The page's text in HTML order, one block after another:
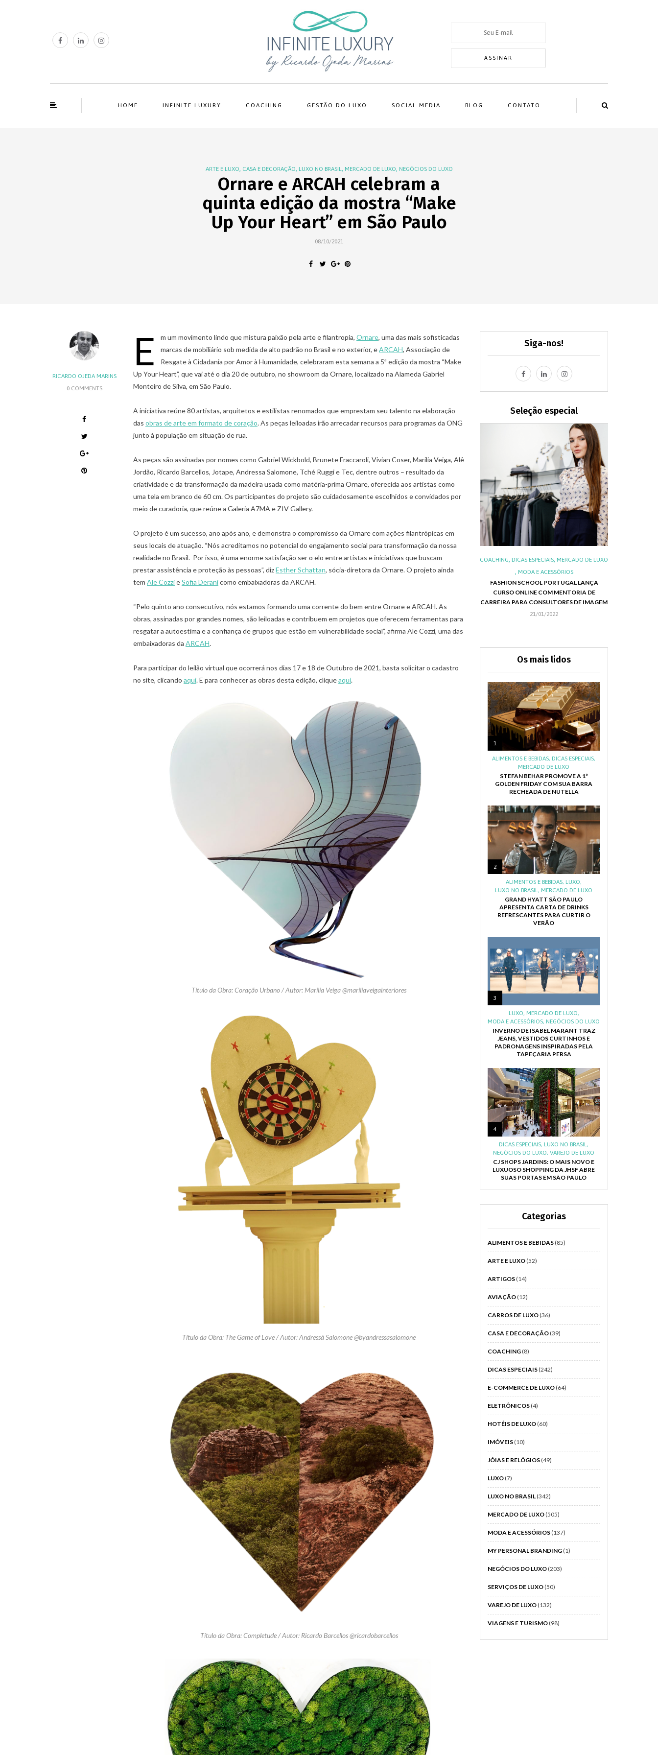
HOME INFINITE LUXURY COACHING GESTÃO DO LUXO SOCIAL MEDIA BLOG CONTATO
ARTE E LUXO, CASA E DECORAÇÃO, LUXO NO BRASIL, MERCADO DE LUXO, NEGÓCIOS DO LUXO
Ornare e ARCAH celebram a
quinta edição da mostra “Make
Up Your Heart” em São Paulo
08/10/2021
RICARDO OJEDA MARINS
0 COMMENTS
E m um movimento lindo que mistura paixão pela arte e filantropia, Ornare, uma das mais sofisticadas
marcas de mobiliário sob medida de alto padrão no Brasil e no exterior, eARCAH, Associação de
Resgate à Cidadania por Amor à Humanidade, celebraram esta semana a 5ª edição da mostra “Make
Up Your Heart”, que vai até o dia 20 de outubro, no showroom da Ornare, localizado na Alameda Gabriel
Monteiro de Silva, em São Paulo.
A iniciativa reúne 80 artistas, arquitetos e estilistas renomados que emprestam seu talento na elaboração
das obras de arte em formato de coração. As peças leiloadas irão arrecadar recursos para programas da ONG
junto à população em situação de rua.
As peças são assinadas por nomes como Gabriel Wickbold, Brunete Fraccaroli, Vivian Coser, Marilia Veiga, Alê
Jordão, Ricardo Barcellos, Jotape, Andressa Salomone, Tché Ruggi e Tec, dentre outros – resultado da
criatividade e da transformação da madeira usada como matéria-prima Ornare, oferecida aos artistas como
uma tela em branco de 60 cm. Os participantes do projeto são cuidadosamente escolhidos e convidados por
meio de curadoria, que reúne a Galeria A7MA e ZIV Gallery.
O projeto é um sucesso, ano após ano, e demonstra o compromisso da Ornare com ações filantrópicas em
seus locais de atuação. “Nós acreditamos no potencial do engajamento social para transformação da nossa
realidade no Brasil. Por isso, é uma enorme satisfação ser o elo entre artistas e iniciativas que buscam
prestar assistência e proteção às pessoas”, dizEsther Schattan, sócia-diretora da Ornare. O projeto ainda
tem Ale CozzieSofia Deranicomo embaixadoras da ARCAH.
“Pelo quinto ano consecutivo, nós estamos formando uma corrente do bem entre Ornare e ARCAH. As
obras, assinadas por grandes nomes, são leiloadas e contribuem em projetos que oferecem ferramentas para
resgatar a autoestima e a confiança de grupos que estão em vulnerabilidade social”, afirma Ale Cozzi, uma das
embaixadoras da ARCAH.
Para participar do leilão virtual que ocorrerá nos dias 17 e 18 de Outubro de 2021, basta solicitar o cadastro
no site, clicando aqui. E para conhecer as obras desta edição, cliqueaqui.
Título da Obra: Coração Urbano / Autor: Marilia Veiga @mariliaveigainteriores
Título da Obra: The Game of Love / Autor: Andressà Salomone @byandressasalomone
Título da Obra: Completude / Autor: Ricardo Barcellos @ricardobarcellos
Siga-nos!
Seleção especial
LUXO NO BRASIL,MERCADO DE LUXO
NEGÓCIOS DO LUXO,VAREJO DE LUXO
RECRUTAMENTO NO VAREJO DE LUXO: A
COMPORTAMENTAL
LUXO NO BRASIL,MERCADO DE LUXO
6 COMPORTAMENTOS ESSENCIAIS PARA
CORRETORES DE IMÓVEIS DE LUXO
COACHING,DICAS ESPECIAIS
MERCADO DE LUXO ,NEGÓCIOS DO LUXO
PARIS
26/01/2022
COACHING, DICAS ESPECIAIS, MERCADO DE LUXO
, MODA E ACESSÓRIOS
FASHION SCHOOL PORTUGAL LANÇA
CURSO ONLINE COM MENTORIA DE
CARREIRA PARA CONSULTORES DE IMAGEM
21/01/2022
Os mais lidos
1
ALIMENTOS E BEBIDAS,DICAS ESPECIAIS,
MERCADO DE LUXO
STEFAN BEHAR PROMOVE A 1ª
GOLDEN FRIDAY COM SUA BARRA
RECHEADA DE NUTELLA
2
ALIMENTOS E BEBIDAS,LUXO,
LUXO NO BRASIL,MERCADO DE LUXO
GRAND HYATT SÃO PAULO
APRESENTA CARTA DE DRINKS
REFRESCANTES PARA CURTIR O
VERÃO
3
LUXO, MERCADO DE LUXO,
MODA E ACESSÓRIOS,NEGÓCIOS DO LUXO
INVERNO DE ISABEL MARANT TRAZ
JEANS, VESTIDOS CURTINHOS E
PADRONAGENS INSPIRADAS PELA
TAPEÇARIA PERSA
4
DICAS ESPECIAIS,LUXO NO BRASIL,
NEGÓCIOS DO LUXO,VAREJO DE LUXO
CJ SHOPS JARDINS: O MAIS NOVO E
LUXUOSO SHOPPING DA JHSF ABRE
SUAS PORTAS EM SÃO PAULO
Categorias
ALIMENTOS E BEBIDAS(85)
ARTE E LUXO(52)
ARTIGOS(14)
AVIAÇÃO(12)
CARROS DE LUXO(36)
CASA E DECORAÇÃO(39)
COACHING(8)
DICAS ESPECIAIS(242)
E-COMMERCE DE LUXO(64)
ELETRÔNICOS(4)
HOTÉIS DE LUXO(60)
IMÓVEIS(10)
JÓIAS E RELÓGIOS(49)
LUXO(7)
LUXO NO BRASIL(342)
MERCADO DE LUXO(505)
MODA E ACESSÓRIOS(137)
MY PERSONAL BRANDING(1)
NEGÓCIOS DO LUXO(203)
SERVIÇOS DE LUXO(50)
VAREJO DE LUXO(132)
VIAGENS E TURISMO(98)